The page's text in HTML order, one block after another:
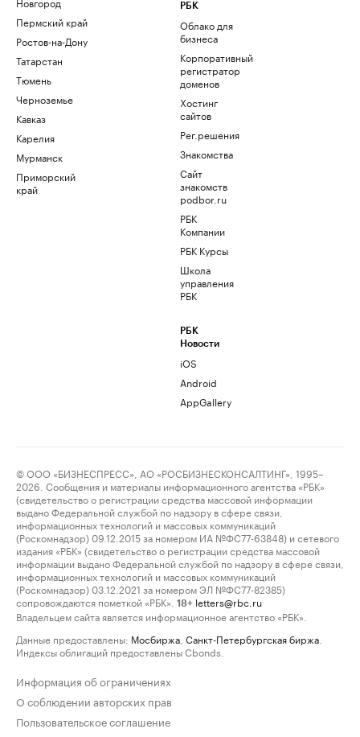
Пермский край
Ростов-на-Дону
Татарстан
Тюмень
Черноземье
Кавказ
Карелия
Мурманск
Приморский
край
РБК
Облако для
бизнеса
Корпоративный
регистратор
доменов
Хостинг
сайтов
Рег.решения
Знакомства
Сайт
знакомств
podbor.ru
РБК
Компании
РБК Курсы
Школа
управления
РБК
РБК
Новости
iOS
Android
AppGallery
© ООО «БИЗНЕСПРЕСС», АО «РОСБИЗНЕСКОНСАЛТИНГ», 1995–
2026. Сообщения и материалы информационного агентства «РБК»
(свидетельство о регистрации средства массовой информации
выдано Федеральной службой по надзору в сфере связи,
информационных технологий и массовых коммуникаций
(Роскомнадзор) 09.12.2015 за номером ИА №ФС77-63848) и сетевого
издания «РБК» (свидетельство о регистрации средства массовой
информации выдано Федеральной службой по надзору в сфере связи,
информационных технологий и массовых коммуникаций
(Роскомнадзор) 03.12.2021 за номером ЭЛ №ФС77-82385)
сопровождаются пометкой «РБК».
18+ letters@rbc.ru
Владельцем сайта является информационное агентство «РБК».
Данные предоставлены: Мосбиржа Санкт-Петербургская биржа
Индексы облигаций предоставлены Cbonds.
Информация об ограничениях
О соблюдении авторских прав
Пользовательское соглашение